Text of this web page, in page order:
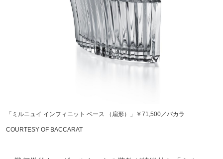
「ミルニュイ インフィニット ベース （扇形）」￥71,500／バカラ
COURTESY OF BACCARAT